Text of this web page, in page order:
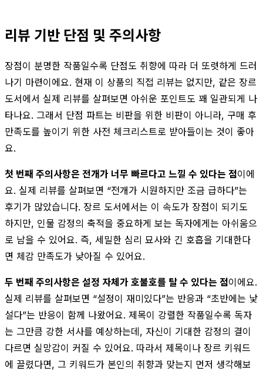
리뷰 기반 단점 및 주의사항
장점이 분명한 작품일수록 단점도 취향에 따라 더 또렷하게 드러
나기 마련이에요. 현재 이 상품의 직접 리뷰는 없지만, 같은 장르
도서에서 실제 리뷰를 살펴보면 아쉬운 포인트도 꽤 일관되게 나
타나요. 그래서 단점 파트는 비판을 위한 비판이 아니라, 구매 후
만족도를 높이기 위한 사전 체크리스트로 받아들이는 것이 좋아
요.
첫 번째 주의사항은 전개가 너무 빠르다고 느낄 수 있다는 점이에
요. 실제 리뷰를 살펴보면 “전개가 시원하지만 조금 급하다”는
후기가 많았습니다. 장르 도서에서는 이 속도가 장점이 되기도
하지만, 인물 감정의 축적을 중요하게 보는 독자에게는 아쉬움으
로 남을 수 있어요. 즉, 세밀한 심리 묘사와 긴 호흡을 기대한다
면 체감 만족도가 낮아질 수 있어요.
두 번째 주의사항은 설정 자체가 호불호를 탈 수 있다는 점이에요.
실제 리뷰를 살펴보면 “설정이 재미있다”는 반응과 “초반에는 낯
설다”는 반응이 함께 나왔어요. 제목이 강렬한 작품일수록 독자
는 그만큼 강한 서사를 예상하는데, 자신이 기대한 감정의 결이
다르면 실망감이 커질 수 있어요. 따라서 제목이나 장르 키워드
에 끌렸다면, 그 키워드가 본인의 취향과 맞는지 먼저 생각해보